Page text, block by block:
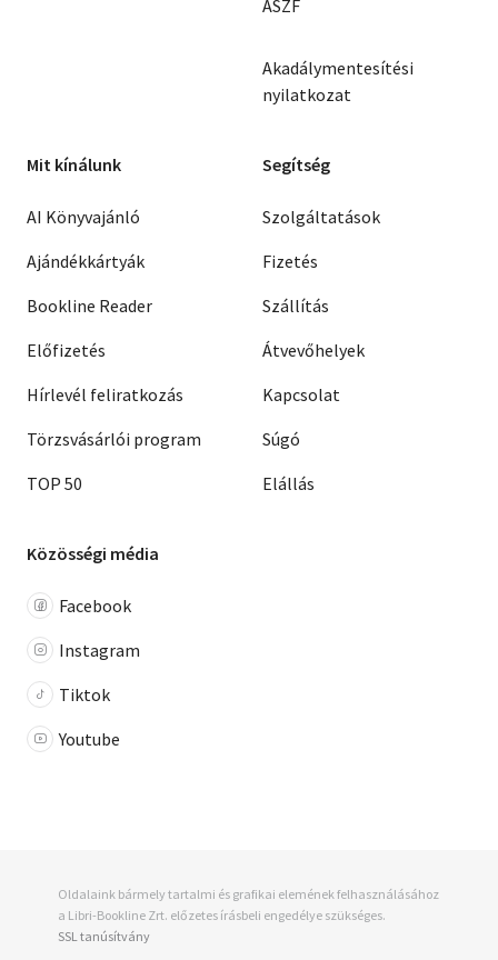
ÁSZF
Akadálymentesítési
nyilatkozat
Mit kínálunk
AI Könyvajánló
Ajándékkártyák
Bookline Reader
Előfizetés
Hírlevél feliratkozás
Törzsvásárlói program
TOP 50
Segítség
Szolgáltatások
Fizetés
Szállítás
Átvevőhelyek
Kapcsolat
Súgó
Elállás
Közösségi média
Facebook
Instagram
Tiktok
Youtube
Oldalaink bármely tartalmi és grafikai elemének felhasználásához
a Libri-Bookline Zrt. előzetes írásbeli engedélye szükséges.
SSL tanúsítvány